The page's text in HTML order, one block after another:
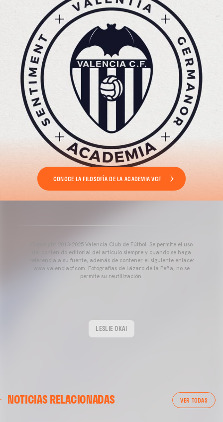
CONOCE LA FILOSOFÍA DE LA ACADEMIA VCF
Copyright 2013-2025 Valencia Club de Fútbol. Se permite el uso
del contenido editorial del artículo siempre y cuando se haga
referencia a su fuente, además de contener el siguiente enlace:
www.valenciacf.com. Fotografías de Lázaro de la Peña, no se
permite su reutilización.
LESLIE OKAI
NOTICIAS RELACIONADAS VER TODAS